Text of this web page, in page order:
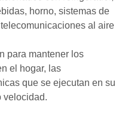
horno, sistemas de
al aire
para mantener los
el hogar, las
que se ejecutan en su
velocidad.